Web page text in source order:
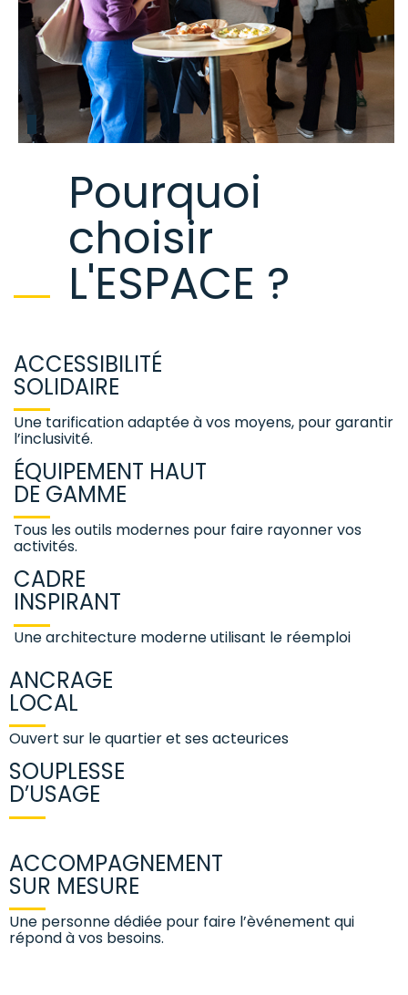
Pourquoi
choisir
L'ESPACE ?
ACCESSIBILITÉ
SOLIDAIRE
Une tarification adaptée à vos moyens, pour garantir
l’inclusivité.
ÉQUIPEMENT HAUT
DE GAMME
Tous les outils modernes pour faire rayonner vos
activités.
CADRE
INSPIRANT
Une architecture moderne utilisant le réemploi
ANCRAGE
LOCAL
Ouvert sur le quartier et ses acteurices
SOUPLESSE
D’USAGE
ACCOMPAGNEMENT
SUR MESURE
Une personne dédiée pour faire l’èvénement qui
répond à vos besoins.